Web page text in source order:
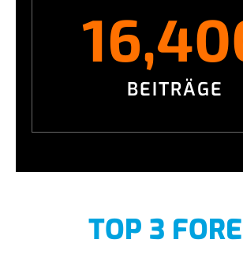
BEITRÄGE
TOP 3